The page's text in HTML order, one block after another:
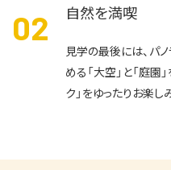
0 自然を満喫
見学の最後には、パ
める「大空」と「庭園
ク」をゆったりお楽し